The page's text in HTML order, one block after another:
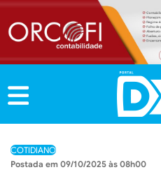
COTIDIANO
09/10/2025 às 08h00